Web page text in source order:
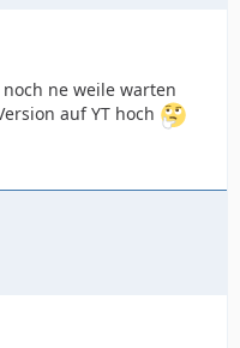
ne weile warten
auf YT hoch